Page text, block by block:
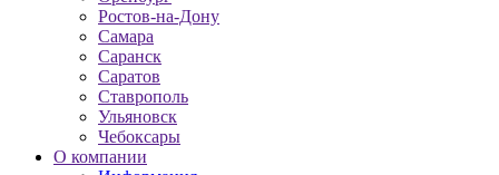
Ростов-на-Дону
Самара
Саранск
Саратов
Ставрополь
Ульяновск
Чебоксары
О компании